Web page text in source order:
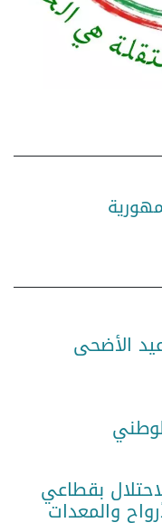
الأضحى
بقطاعي
والمعدات